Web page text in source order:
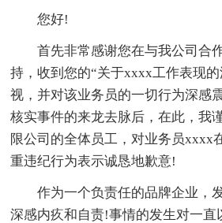
您好!
首先非常感谢您在与我公司合
持，收到您的“关于xxxx工作表现
视，并对该业务员的一切行为深感
核实事件的来龙去脉后，在此，我
限公司的全体员工，对业务员xxxx
重违纪行为表示诚恳地歉意!
作为一个负责任的品牌企业，
深感内疚和自责!事情的发生对一直